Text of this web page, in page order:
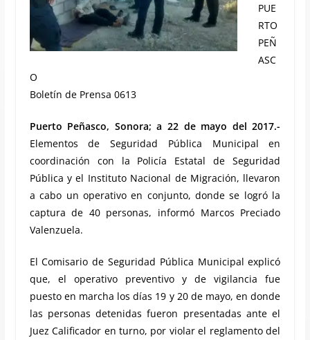
PUE
RTO
PEÑ
ASC
O
Boletín de Prensa 0613
Puerto Peñasco, Sonora; a 22 de mayo del 2017.-
Elementos de Seguridad Pública Municipal en
coordinación con la Policía Estatal de Seguridad
Pública y el Instituto Nacional de Migración, llevaron
a cabo un operativo en conjunto, donde se logró la
captura de 40 personas, informó Marcos Preciado
Valenzuela.
El Comisario de Seguridad Pública Municipal explicó
que, el operativo preventivo y de vigilancia fue
puesto en marcha los días 19 y 20 de mayo, en donde
las personas detenidas fueron presentadas ante el
Juez Calificador en turno, por violar el reglamento del